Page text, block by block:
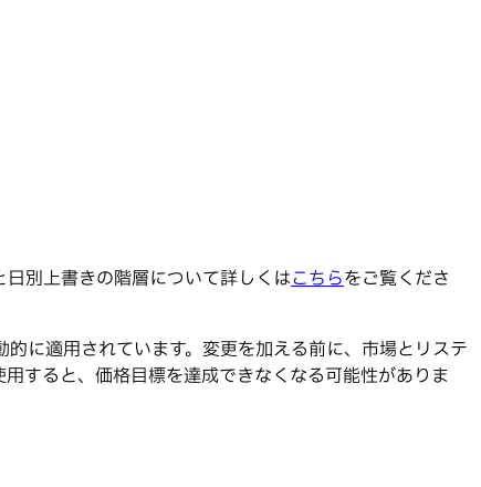
別上書きの階層について詳しくはこちらをご覧くださ
に適用されています。変更を加える前に、市場とリステ
すると、価格目標を達成できなくなる可能性がありま